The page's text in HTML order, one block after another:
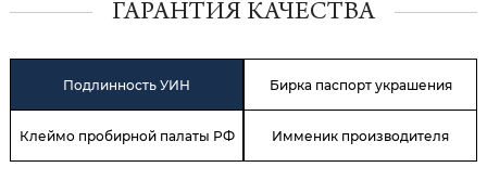
ГАРАНТИЯ КАЧЕСТВА
Подлинность УИН Бирка паспорт украшения
Клеймо пробирной палаты РФ Имменик производителя